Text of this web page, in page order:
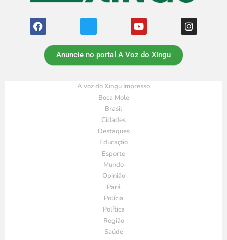
Anuncie no portal A Voz do Xingu
A voz do Xingu Impresso
Boca Mole
Brasil
Cidades
Destaques
Educação
Esporte
Mundo
Opinião
Pará
Polícia
Política
Região
Saúde